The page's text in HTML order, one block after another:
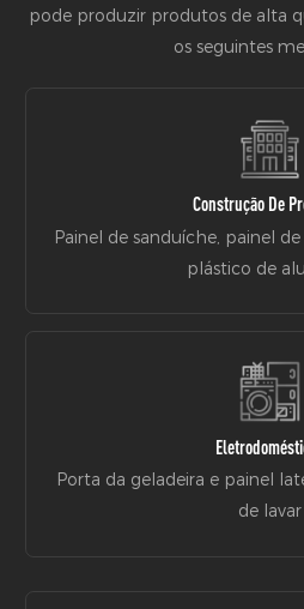
pode produzir produtos de alta
os seguintes
Construção De
Painel de sanduíche, painel
plástico de
Porta da geladeira e painel
de lavar